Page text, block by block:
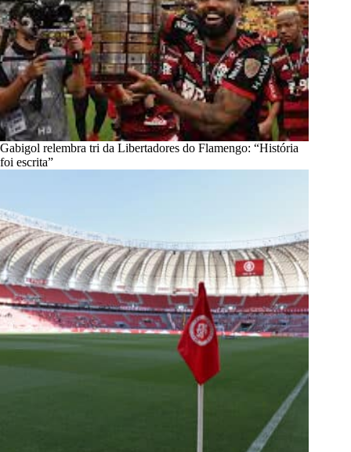
Gabigol relembra tri da Libertadores do Flamengo: “História
foi escrita”